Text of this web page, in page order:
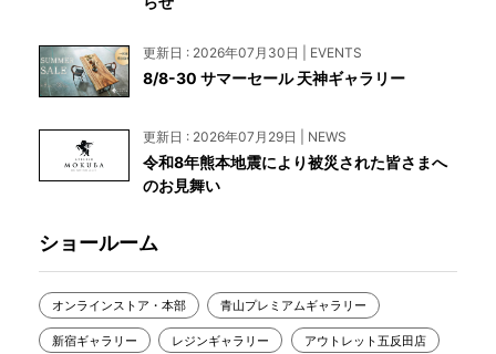
更新日 : 2026年07月30日 | EVENTS
8/8-30 サマーセール 天神ギャラリー
更新日 : 2026年07月29日 | NEWS
令和8年熊本地震により被災された皆さまへ
のお見舞い
ショールーム
オンラインストア・本部 青山プレミアムギャラリー
新宿ギャラリー レジンギャラリー アウトレット五反田店